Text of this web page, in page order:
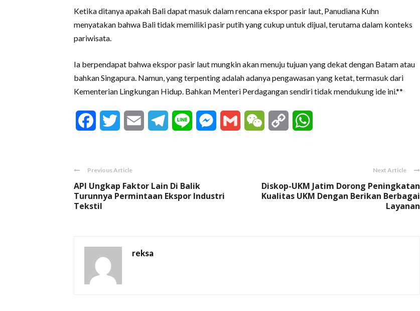
Ketika ditanya apakah Bali dapat masuk dalam rencana ekspor pasir laut, Panudiana Kuhn
menyatakan bahwa Bali tidak memiliki pasir putih yang cukup untuk dijual, terutama dalam konteks
pariwisata.
Ia berpendapat bahwa ekspor pasir laut mungkin akan menuju tujuan yang dekat dengan Batam atau
bahkan Singapura. Namun, yang terpenting adalah adanya pengawasan yang ketat, termasuk dari
Kementerian Lingkungan Hidup. Bahkan Menteri Perdagangan sendiri tidak mendukung ide ini.**
FacebookTwitter Email Telegram
Line Messenger
Gmail WeChat Copy
Previous Article
API Ungkap Faktor Lain Di Balik
Turunnya Permintaan Ekspor Industri
Tekstil
Next Article
Diskop-UKM Jatim Dorong Peningkatan
Kualitas UKM Dengan Berikan Berbagai
Layanan
reksa